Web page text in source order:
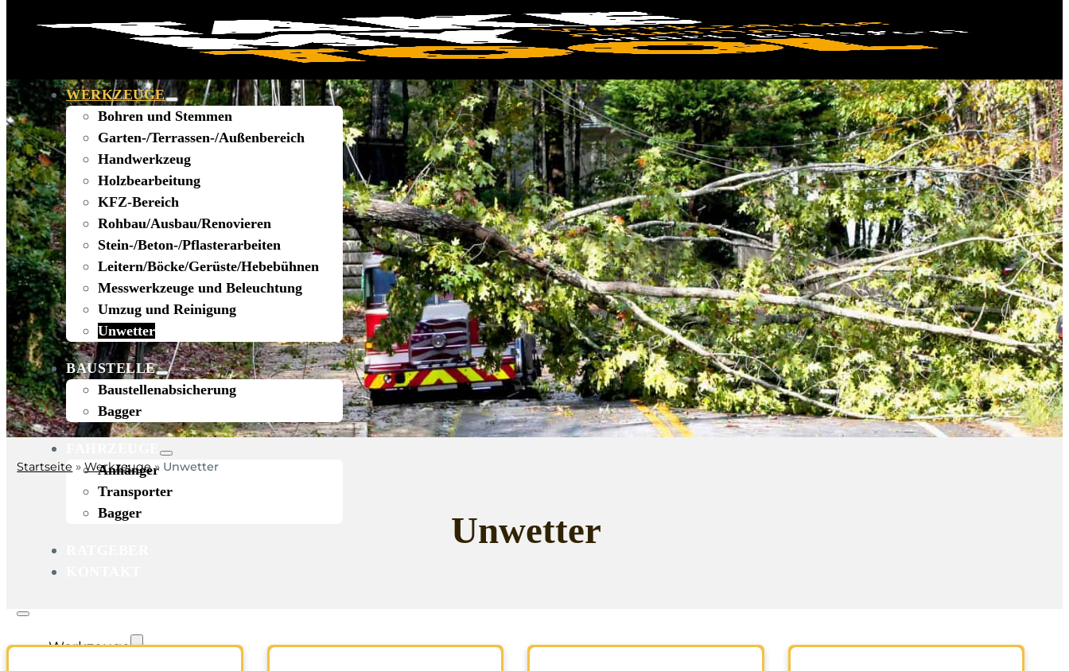
WERKZEUGE
Bohren und Stemmen
Garten-/Terrassen-/Außenbereich
Handwerkzeug
Holzbearbeitung
KFZ-Bereich
Rohbau/Ausbau/Renovieren
Stein-/Beton-/Pflasterarbeiten
Leitern/Böcke/Gerüste/Hebebühnen
Messwerkzeuge und Beleuchtung
Umzug und Reinigung
Unwetter
BAUSTELLE
Baustellenabsicherung
Bagger
Anhänger
Transporter
Bagger
Werkzeuge
Startseite »Werkzeuge» Unwetter
Unwetter